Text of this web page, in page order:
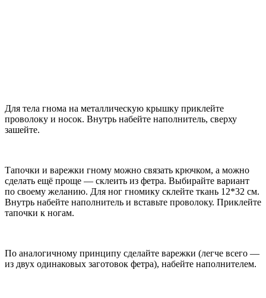
Для тела гнома на металлическую крышку приклейте
проволоку и носок. Внутрь набейте наполнитель, сверху
зашейте.
Тапочки и варежки гному можно связать крючком, а можно
сделать ещё проще — склеить из фетра. Выбирайте вариант
по своему желанию. Для ног гномику склейте ткань 12*32 см.
Внутрь набейте наполнитель и вставьте проволоку. Приклейте
тапочки к ногам.
По аналогичному принципу сделайте варежки (легче всего —
из двух одинаковых заготовок фетра), набейте наполнителем.